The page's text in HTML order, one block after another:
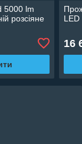
5000 lm
розсіяне
LED
16